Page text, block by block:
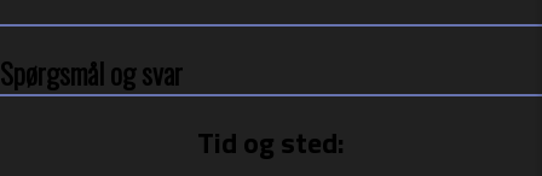
Spørgsmål og svar
Tid og sted: